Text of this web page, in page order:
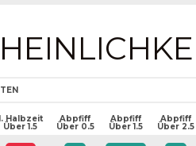
Halbzeit
Über 1.5
Abpfiff
Über 0.5
Abpfiff
Über 1.5
Abpfiff
Über 2.5